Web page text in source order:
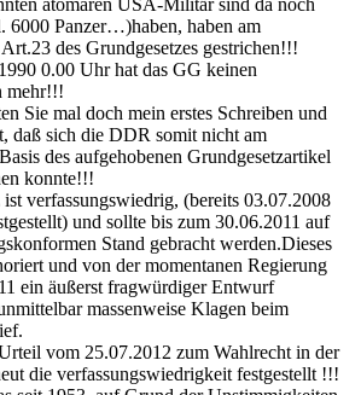
6000 Panzer…)haben, haben am
des Grundgesetzes gestrichen!!!
0.00 Uhr hat das GG keinen
mehr!!!
Sie mal doch mein erstes Schreiben und
daß sich die DDR somit nicht am
des aufgehobenen Grundgesetzartikel
konnte!!!
ist verfassungswiedrig, (bereits 03.07.2008
und sollte bis zum 30.06.2011 auf
Stand gebracht werden.Dieses
und von der momentanen Regierung
ein äußerst fragwürdiger Entwurf
massenweise Klagen beim
vom 25.07.2012 zum Wahlrecht in der
die verfassungswiedrigkeit festgestellt !!!